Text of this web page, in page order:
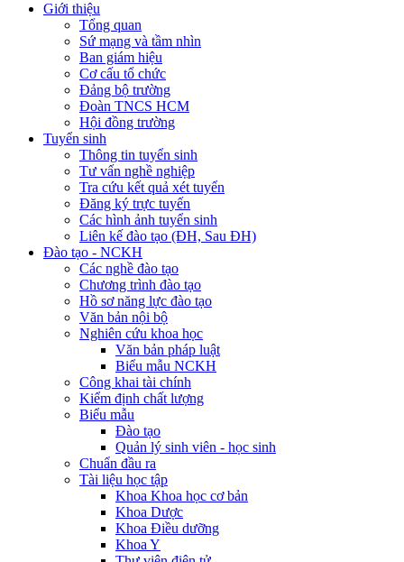
Giới thiệu
Tổng quan
Sứ mạng và tầm nhìn
Ban giám hiệu
Cơ cấu tổ chức
Đảng bộ trường
Đoàn TNCS HCM
Hội đồng trường
Tuyển sinh
Thông tin tuyển sinh
Tư vấn nghề nghiệp
Tra cứu kết quả xét tuyển
Đăng ký trực tuyến
Các hình ảnh tuyển sinh
Liên kế đào tạo (ĐH, Sau ĐH)
Đào tạo - NCKH
Các nghề đào tạo
Chương trình đào tạo
Hồ sơ năng lực đào tạo
Văn bản nội bộ
Nghiên cứu khoa học
Văn bản pháp luật
Biểu mẫu NCKH
Công khai tài chính
Kiểm định chất lượng
Biểu mẫu
Đào tạo
Quản lý sinh viên - học sinh
Chuẩn đầu ra
Tài liệu học tập
Khoa Khoa học cơ bản
Khoa Dược
Khoa Điều dưỡng
Khoa Y